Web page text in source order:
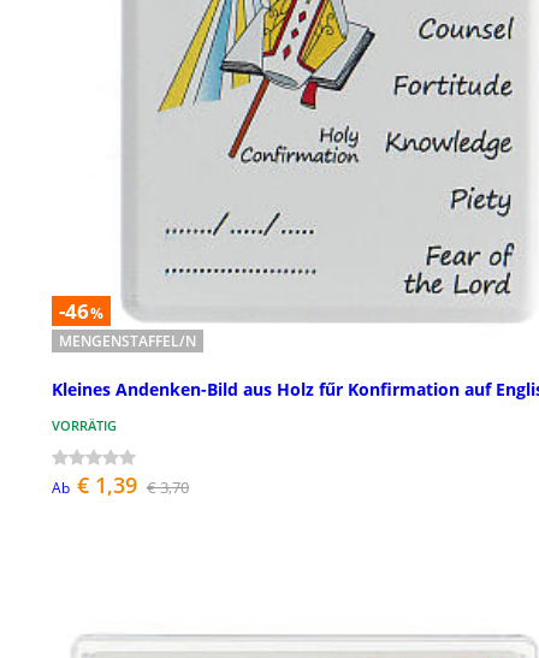
-46%
MENGENSTAFFEL/N
Kleines Andenken-Bild aus Holz fűr Konfirmation auf
VORRÄTIG
Ab € 1,39 € 3,70